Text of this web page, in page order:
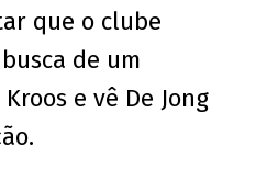
que o clube
de um
e vê De Jong